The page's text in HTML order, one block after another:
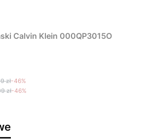
Calvin Klein 000QP3015O
zł-46%
zł-46%